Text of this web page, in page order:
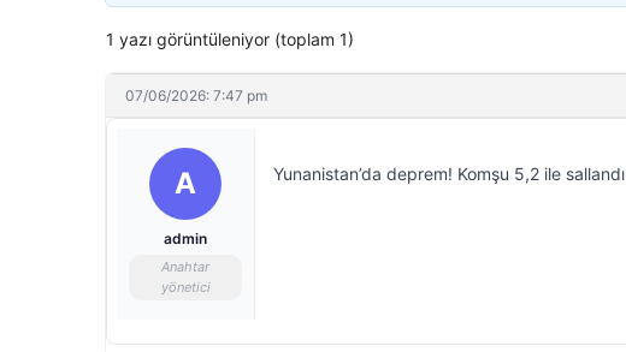
1 yazı görüntüleniyor (toplam 1)
07/06/2026: 7:47 pm
A
admin
Anahtar
yönetici
Yunanistan’da deprem! Komşu 5,2 ile sallandı